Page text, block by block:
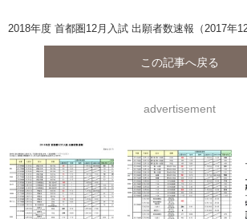
2018年度 首都圏12月入試 出願者数速報（2017年
この記事へ戻る
advertisement